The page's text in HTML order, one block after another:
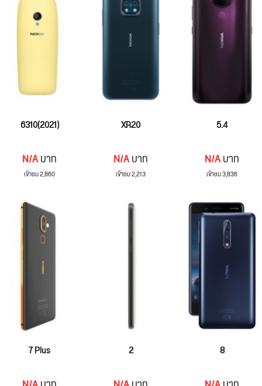
6310(2021)
N/Aบาท
เข้าชม 2,860
XR20
N/Aบาท
เข้าชม 2,213
5.4
N/Aบาท
เข้าชม 3,836
7 Plus 2 8